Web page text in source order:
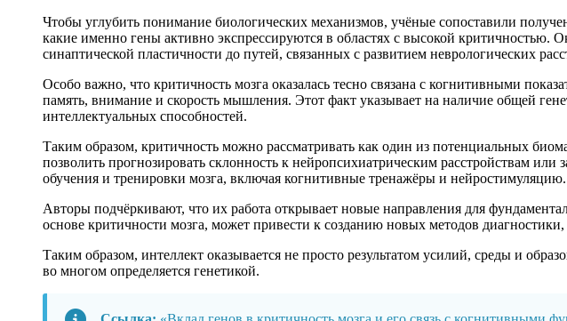
Чтобы углубить понимание биологических механизмов, учёные сопоставили
какие именно гены активно экспрессируются в областях с высокой критичностью.
синаптической пластичности до путей, связанных с развитием неврологических
Особо важно, что критичность мозга оказалась тесно связана с когнитивными
память, внимание и скорость мышления. Этот факт указывает на наличие общей
интеллектуальных способностей.
Таким образом, критичность можно рассматривать как один из потенциальных
позволить прогнозировать склонность к нейропсихиатрическим расстройствам
обучения и тренировки мозга, включая когнитивные тренажёры и нейростимуляцию.
Авторы подчёркивают, что их работа открывает новые направления для
основе критичности мозга, может привести к созданию новых методов
Таким образом, интеллект оказывается не просто результатом усилий, среды и
во многом определяется генетикой.